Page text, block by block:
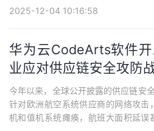
软件开发生产线CodeArts集华为多
2025-12-04 10:16:58
华为云CodeArts软件
业应对供应链安全攻防
今年以来，全球公开披露的供应链安
针对欧洲航空系统供应商的网络攻击
机和值机系统瘫痪，航班大面积延误